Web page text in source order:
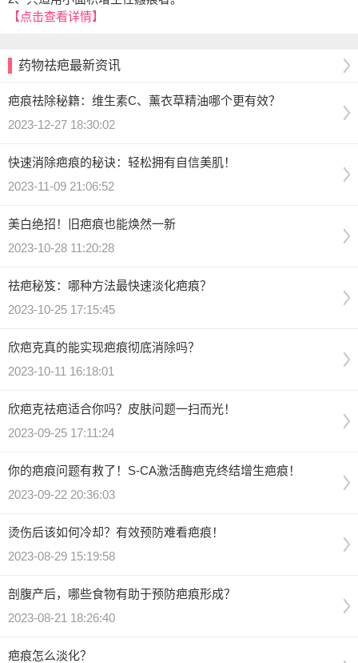
【点击查看详情】
药物祛疤最新资讯
疤痕祛除秘籍：维生素C、薰衣草精油哪个更有效？
2023-12-27 18:30:02
快速消除疤痕的秘诀：轻松拥有自信美肌！
2023-11-09 21:06:52
美白绝招！旧疤痕也能焕然一新
2023-10-28 11:20:28
祛疤秘笈：哪种方法最快速淡化疤痕？
2023-10-25 17:15:45
欣疤克真的能实现疤痕彻底消除吗？
2023-10-11 16:18:01
欣疤克祛疤适合你吗？皮肤问题一扫而光！
2023-09-25 17:11:24
你的疤痕问题有救了！S-CA激活酶疤克终结增生疤痕！
2023-09-22 20:36:03
烫伤后该如何冷却？有效预防难看疤痕！
2023-08-29 15:19:58
剖腹产后，哪些食物有助于预防疤痕形成？
2023-08-21 18:26:40
疤痕怎么淡化？